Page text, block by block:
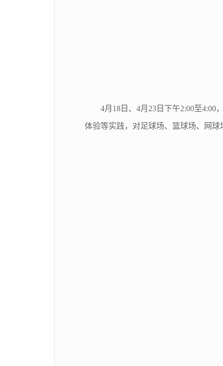
4月18日、4月23日下午2:00至
体验等实践，对足球场、篮球场、网